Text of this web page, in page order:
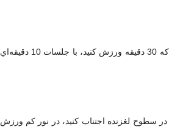
* به آرامي‌پيش برويد. مثلا اگر قرار است كه 30 دقيقه ورزش كنيد، با جلسات 10 دقيقه‌اي
در سطوح لغزنده اجتناب كنيد، در نور كم ورزش